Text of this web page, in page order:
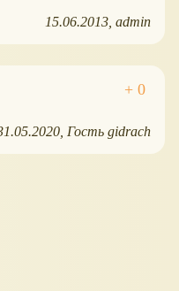
15.06.2013 admin
Гость gidrach